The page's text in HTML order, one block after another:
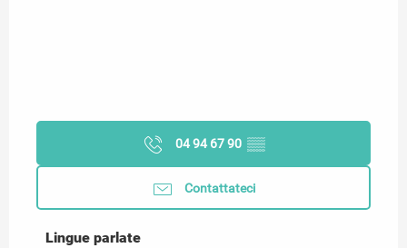
04 94 67 90 ▒▒
Contattateci
Lingue parlate
Lingue parlate